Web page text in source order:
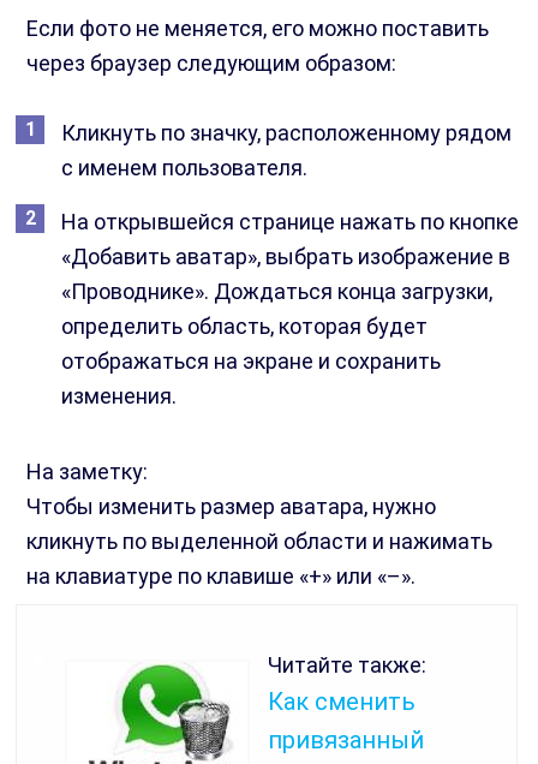
Если фото не меняется, его можно поставить
через браузер следующим образом:
Кликнуть по значку, расположенному рядом
с именем пользователя.
На открывшейся странице нажать по кнопке
«Добавить аватар», выбрать изображение в
«Проводнике». Дождаться конца загрузки,
определить область, которая будет
отображаться на экране и сохранить
изменения.
На заметку:
Чтобы изменить размер аватара, нужно
кликнуть по выделенной области и нажимать
на клавиатуре по клавише «+» или «–».
Читайте также:
Как сменить
привязанный